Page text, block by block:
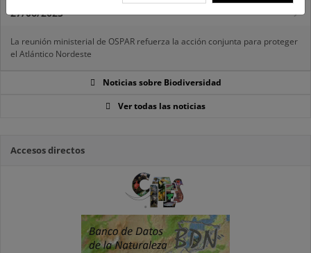
27/06/2025
La reunión ministerial de OSPAR refuerza la acción conjunta para proteger
el Atlántico Nordeste
Noticias sobre Biodiversidad
Ver todas las noticias
Accesos directos